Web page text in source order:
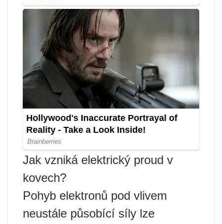
Jak vzniká elektrický proud v
kovech?
Pohyb elektronů pod vlivem
neustále působící síly lze